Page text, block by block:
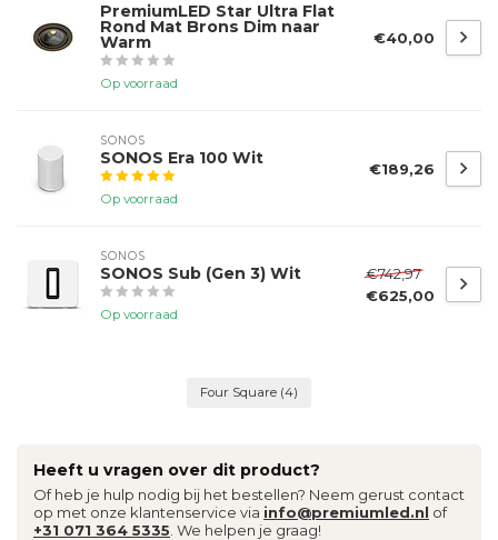
PremiumLED Star Ultra Flat
Rond Mat Brons Dim naar
Warm
Op voorraad
€40,00
SONOS
SONOS Era 100 Wit
Op voorraad
€189,26
SONOS
SONOS Sub (Gen 3) Wit
Op voorraad
€742,97
€625,00
Four Square (4)
Heeft u vragen over dit product?
Of heb je hulp nodig bij het bestellen? Neem gerust contact
op met onze klantenservice via info@premiumled.nl of
+31 071 364 5335 . We helpen je graag!